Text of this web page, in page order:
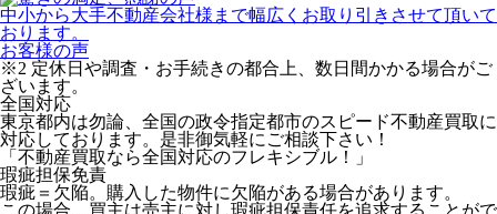
中小から大手不動産会社様まで幅広くお取り引きさせて頂いて
おります。
お客様の声
※2 定休日や調査・お手続きの都合上、数日間かかる場合がご
ざいます。
全国対応
東京都内は勿論、全国の政令指定都市のスピード不動産買取に
対応しております。是非御気軽にご相談下さい！
「不動産買取なら全国対応のフレキシブル！」
瑕疵担保免責
瑕疵＝欠陥。購入した物件に欠陥がある場合があります。
この場合、買主は売主に対し瑕疵担保責任を追求することがで